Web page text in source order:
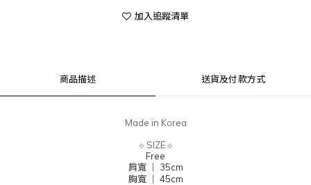
加入追蹤清單
商品描述 送貨及付款方式
Made in Korea
⟐ SIZE⟐
Free
肩寬 ｜ 35cm
胸寬 ｜ 45cm